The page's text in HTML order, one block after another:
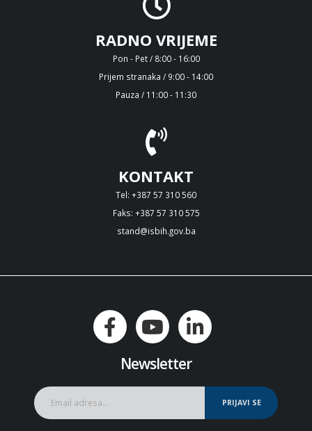
RADNO VRIJEME
Pon - Pet / 8:00 - 16:00
Prijem stranaka / 9:00 - 14:00
Pauza / 11:00 - 11:30
KONTAKT
Tel: +387 57 310 560
Faks: +387 57 310 575
stand@isbih.gov.ba
Newsletter
PRIJAVI SE